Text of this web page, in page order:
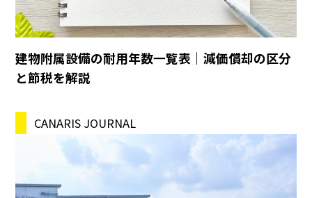
建物附属設備の耐用年数一覧表｜減価償却の区分
と節税を解説
CANARIS JOURNAL